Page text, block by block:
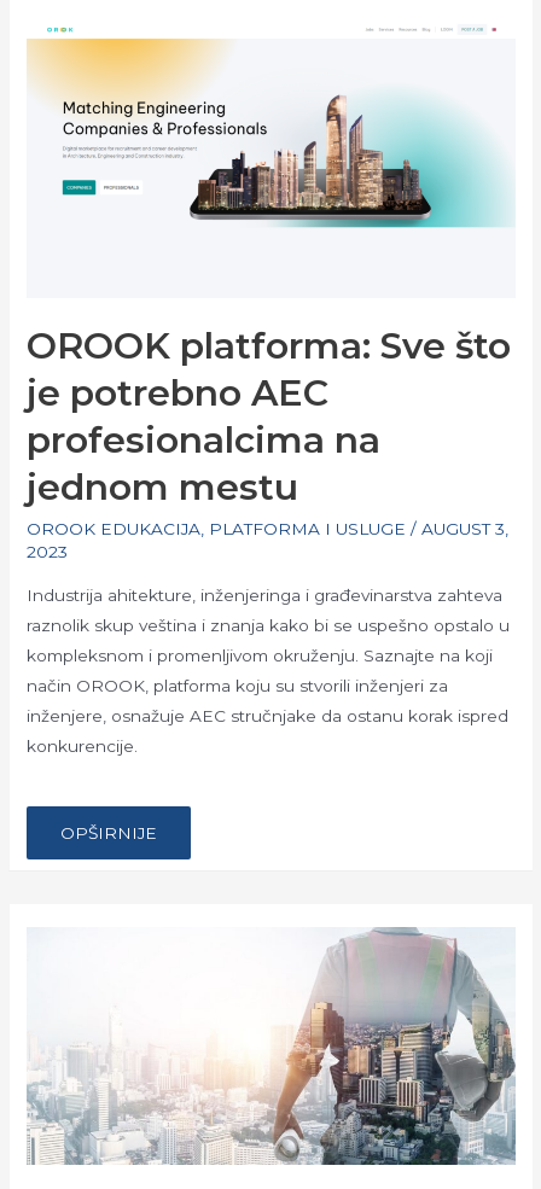
–
OROOK
PATTERNS
AND
ACTUAL
VALUES
FIVE
MARKETS
OROOK platforma: Sve što
je potrebno AEC
profesionalcima na
jednom mestu
OROOK EDUKACIJA, PLATFORMA I USLUGE /AUGUST 3,
2023
Industrija ahitekture, inženjeringa i građevinarstva zahteva
raznolik skup veština i znanja kako bi se uspešno opstalo u
kompleksnom i promenljivom okruženju. Saznajte na koji
način OROOK, platforma koju su stvorili inženjeri za
inženjere, osnažuje AEC stručnjake da ostanu korak ispred
konkurencije.
…
OROOK
PLATFORMA:
SVE
OPŠIRNIJE